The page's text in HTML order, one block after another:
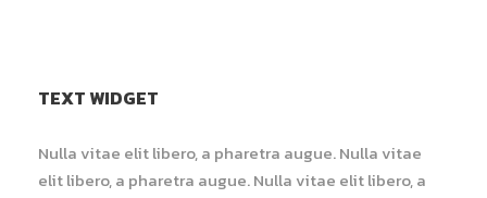
TEXT WIDGET
Nulla vitae elit libero, a pharetra augue. Nulla vitae
elit libero, a pharetra augue. Nulla vitae elit libero, a